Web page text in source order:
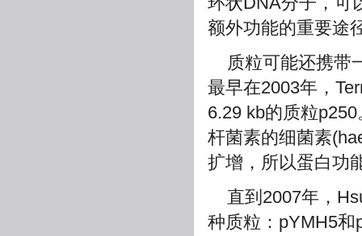
额外功能的重要途
质粒可能还携带
最早在2003年，
6.29 kb的质粒
杆菌素的细菌素
扩增，所以蛋白功
直到2007年，
种质粒：pYMH5